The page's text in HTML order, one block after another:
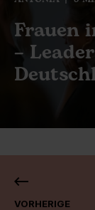
Frauen
–
VORHERIGE